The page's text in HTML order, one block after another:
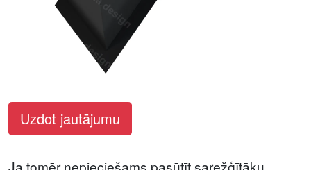
Uzdot jautājumu
Ja tomēr nepieciešams pasūtīt sarežģītāku